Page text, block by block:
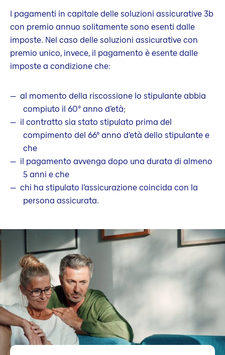
I pagamenti in capitale delle soluzioni assicurative 3b
con premio annuo solitamente sono esenti dalle
imposte. Nel caso delle soluzioni assicurative con
premio unico, invece, il pagamento è esente dalle
imposte a condizione che:
al momento della riscossione lo stipulante abbia
compiuto il 60° anno d’età;
il contratto sia stato stipulato prima del
compimento del 66° anno d’età dello stipulante e
che
il pagamento avvenga dopo una durata di almeno
5 anni e che
chi ha stipulato l’assicurazione coincida con la
persona assicurata.